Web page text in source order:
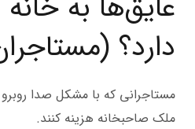
دارد؟
مستاجرانی که با مشکل صدا
ملک صاحبخانه هزینه کنند.